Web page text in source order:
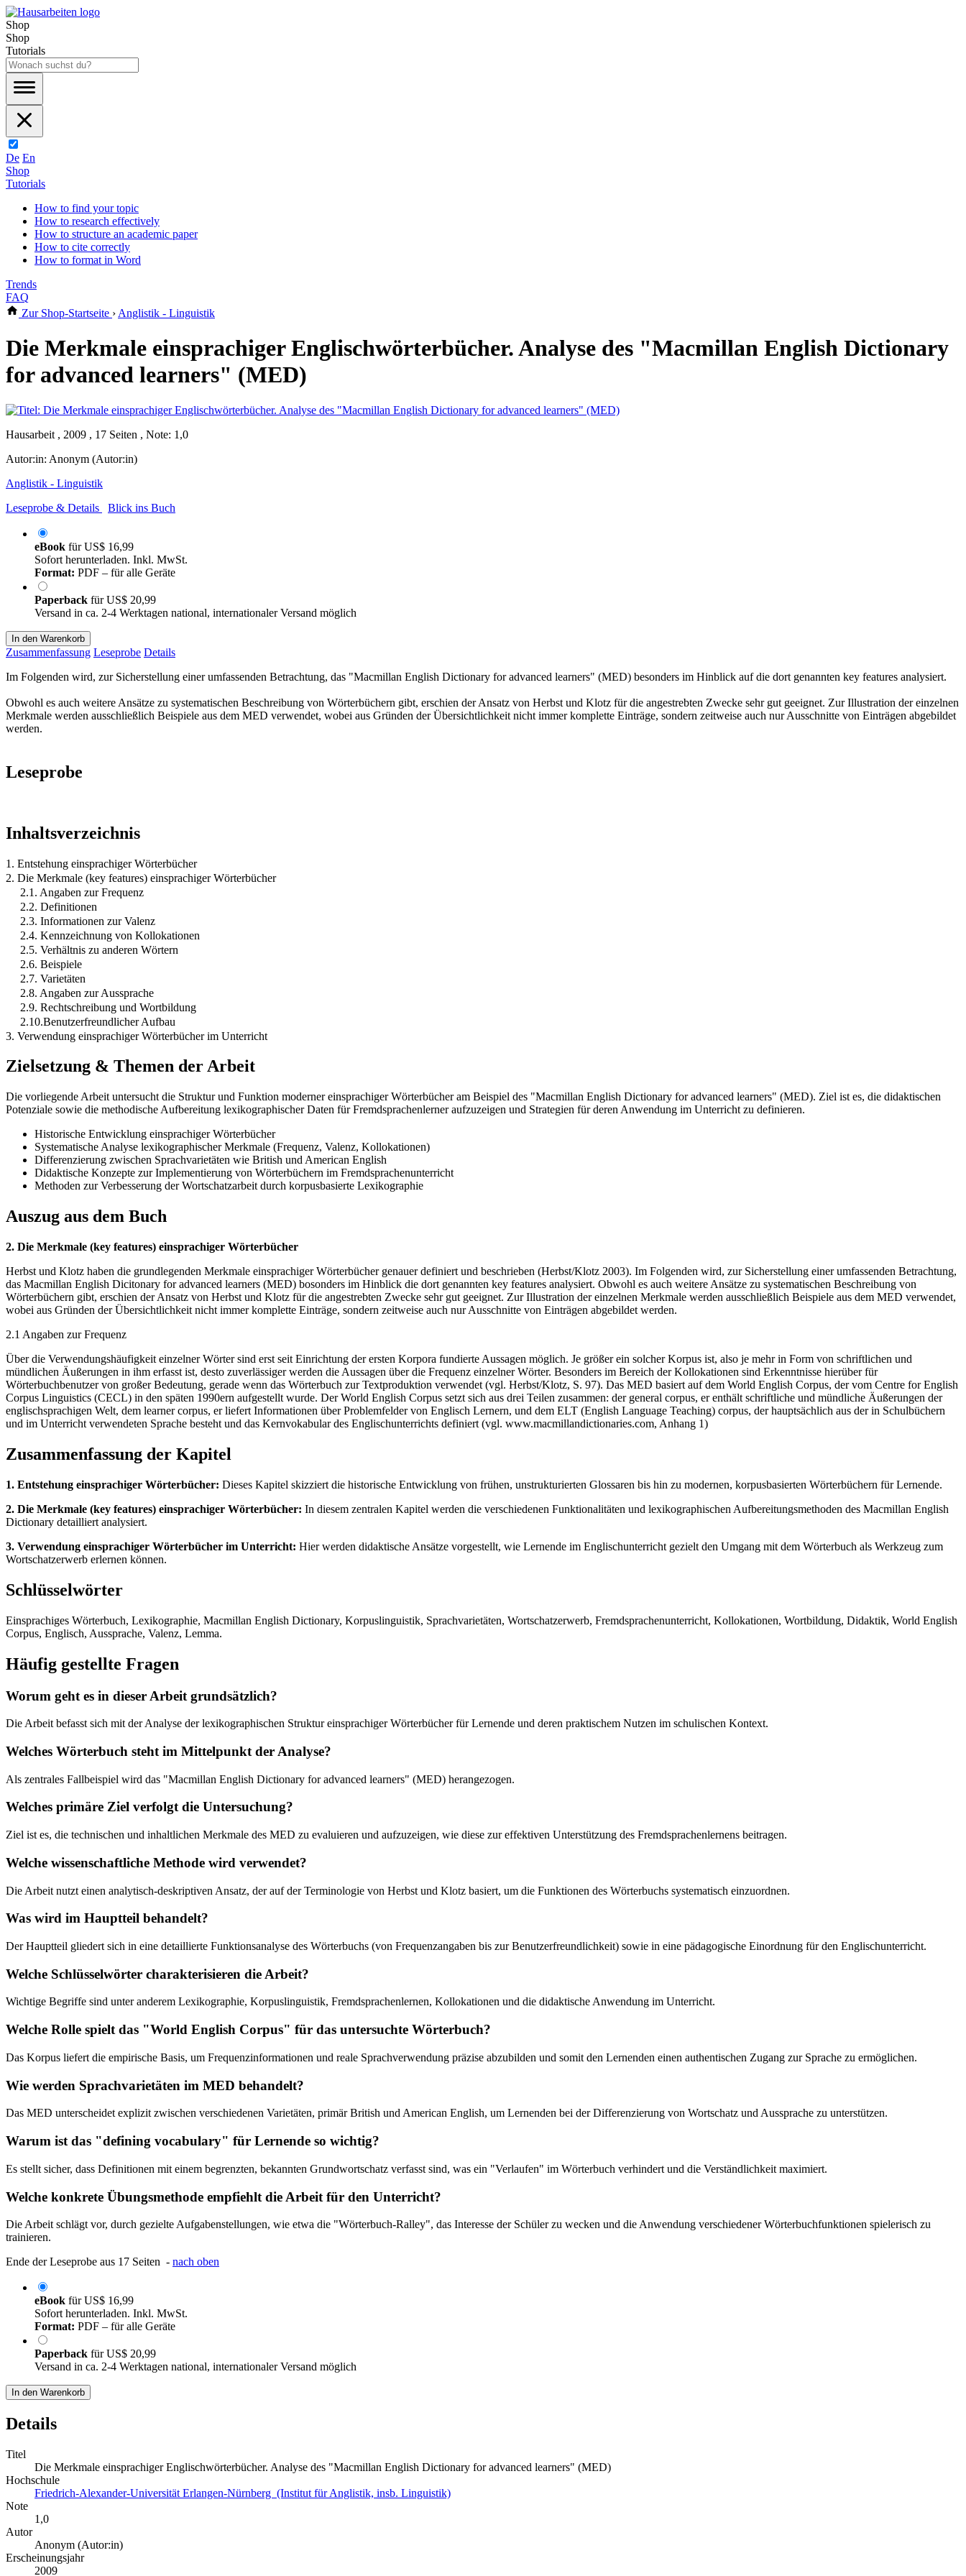
Shop
Shop
Tutorials
De En
Shop
Tutorials
How to find your topic
How to research effectively
How to structure an academic paper
How to cite correctly
How to format in Word
Trends
FAQ
Zur Shop-Startseite › Anglistik - Linguistik
Die Merkmale einsprachiger Englischwörterbücher. Analyse des "Macmillan English Dictionary
for advanced learners" (MED)
Hausarbeit , 2009 , 17 Seiten , Note: 1,0
Autor:in: Anonym (Autor:in)
Anglistik - Linguistik
Leseprobe & Details
Blick ins Buch
eBook fürUS$ 16,99
Sofort herunterladen. Inkl. MwSt.
Format: PDF – für alle Geräte
Paperback fürUS$ 20,99
Versand in ca. 2-4 Werktagen national, internationaler Versand möglich
In den Warenkorb
Zusammenfassung Leseprobe Details
Im Folgenden wird, zur Sicherstellung einer umfassenden Betrachtung, das "Macmillan English Dictionary for advanced learners" (MED) besonders im Hinblick auf die dort genannten key features analysiert.
Obwohl es auch weitere Ansätze zu systematischen Beschreibung von Wörterbüchern gibt, erschien der Ansatz von Herbst und Klotz für die angestrebten Zwecke sehr gut geeignet. Zur Illustration der einzelnen
Merkmale werden ausschließlich Beispiele aus dem MED verwendet, wobei aus Gründen der Übersichtlichkeit nicht immer komplette Einträge, sondern zeitweise auch nur Ausschnitte von Einträgen abgebildet
werden.
Leseprobe
Inhaltsverzeichnis
1. Entstehung einsprachiger Wörterbücher
2. Die Merkmale (key features) einsprachiger Wörterbücher
2.1. Angaben zur Frequenz
2.2. Definitionen
2.3. Informationen zur Valenz
2.4. Kennzeichnung von Kollokationen
2.5. Verhältnis zu anderen Wörtern
2.6. Beispiele
2.7. Varietäten
2.8. Angaben zur Aussprache
2.9. Rechtschreibung und Wortbildung
2.10.Benutzerfreundlicher Aufbau
3. Verwendung einsprachiger Wörterbücher im Unterricht
Zielsetzung & Themen der Arbeit
Die vorliegende Arbeit untersucht die Struktur und Funktion moderner einsprachiger Wörterbücher am Beispiel des "Macmillan English Dictionary for advanced learners" (MED). Ziel ist es, die didaktischen
Potenziale sowie die methodische Aufbereitung lexikographischer Daten für Fremdsprachenlerner aufzuzeigen und Strategien für deren Anwendung im Unterricht zu definieren.
Historische Entwicklung einsprachiger Wörterbücher
Systematische Analyse lexikographischer Merkmale (Frequenz, Valenz, Kollokationen)
Differenzierung zwischen Sprachvarietäten wie British und American English
Didaktische Konzepte zur Implementierung von Wörterbüchern im Fremdsprachenunterricht
Methoden zur Verbesserung der Wortschatzarbeit durch korpusbasierte Lexikographie
Auszug aus dem Buch
2. Die Merkmale (key features) einsprachiger Wörterbücher
Herbst und Klotz haben die grundlegenden Merkmale einsprachiger Wörterbücher genauer definiert und beschrieben (Herbst/Klotz 2003). Im Folgenden wird, zur Sicherstellung einer umfassenden Betrachtung,
das Macmillan English Dicitonary for advanced learners (MED) bosonders im Hinblick die dort genannten key features analysiert. Obwohl es auch weitere Ansätze zu systematischen Beschreibung von
Wörterbüchern gibt, erschien der Ansatz von Herbst und Klotz für die angestrebten Zwecke sehr gut geeignet. Zur Illustration der einzelnen Merkmale werden ausschließlich Beispiele aus dem MED verwendet,
wobei aus Gründen der Übersichtlichkeit nicht immer komplette Einträge, sondern zeitweise auch nur Ausschnitte von Einträgen abgebildet werden.
2.1 Angaben zur Frequenz
Über die Verwendungshäufigkeit einzelner Wörter sind erst seit Einrichtung der ersten Korpora fundierte Aussagen möglich. Je größer ein solcher Korpus ist, also je mehr in Form von schriftlichen und
mündlichen Äußerungen in ihm erfasst ist, desto zuverlässiger werden die Aussagen über die Frequenz einzelner Wörter. Besonders im Bereich der Kollokationen sind Erkenntnisse hierüber für
Wörterbuchbenutzer von großer Bedeutung, gerade wenn das Wörterbuch zur Textproduktion verwendet (vgl. Herbst/Klotz, S. 97). Das MED basiert auf dem World English Corpus, der vom Centre for English
Corpus Linguistics (CECL) in den späten 1990ern aufgestellt wurde. Der World English Corpus setzt sich aus drei Teilen zusammen: der general corpus, er enthält schriftliche und mündliche Äußerungen der
englischsprachigen Welt, dem learner corpus, er liefert Informationen über Problemfelder von Englisch Lernern, und dem ELT (English Language Teaching) corpus, der hauptsächlich aus der in Schulbüchern
und im Unterricht verwendeten Sprache besteht und das Kernvokabular des Englischunterrichts definiert (vgl. www.macmillandictionaries.com, Anhang 1)
Zusammenfassung der Kapitel
1. Entstehung einsprachiger Wörterbücher: Dieses Kapitel skizziert die historische Entwicklung von frühen, unstrukturierten Glossaren bis hin zu modernen, korpusbasierten Wörterbüchern für Lernende.
2. Die Merkmale (key features) einsprachiger Wörterbücher: In diesem zentralen Kapitel werden die verschiedenen Funktionalitäten und lexikographischen Aufbereitungsmethoden des Macmillan English
Dictionary detailliert analysiert.
3. Verwendung einsprachiger Wörterbücher im Unterricht: Hier werden didaktische Ansätze vorgestellt, wie Lernende im Englischunterricht gezielt den Umgang mit dem Wörterbuch als Werkzeug zum
Wortschatzerwerb erlernen können.
Schlüsselwörter
Einsprachiges Wörterbuch, Lexikographie, Macmillan English Dictionary, Korpuslinguistik, Sprachvarietäten, Wortschatzerwerb, Fremdsprachenunterricht, Kollokationen, Wortbildung, Didaktik, World English
Corpus, Englisch, Aussprache, Valenz, Lemma.
Häufig gestellte Fragen
Worum geht es in dieser Arbeit grundsätzlich?
Die Arbeit befasst sich mit der Analyse der lexikographischen Struktur einsprachiger Wörterbücher für Lernende und deren praktischem Nutzen im schulischen Kontext.
Welches Wörterbuch steht im Mittelpunkt der Analyse?
Als zentrales Fallbeispiel wird das "Macmillan English Dictionary for advanced learners" (MED) herangezogen.
Welches primäre Ziel verfolgt die Untersuchung?
Ziel ist es, die technischen und inhaltlichen Merkmale des MED zu evaluieren und aufzuzeigen, wie diese zur effektiven Unterstützung des Fremdsprachenlernens beitragen.
Welche wissenschaftliche Methode wird verwendet?
Die Arbeit nutzt einen analytisch-deskriptiven Ansatz, der auf der Terminologie von Herbst und Klotz basiert, um die Funktionen des Wörterbuchs systematisch einzuordnen.
Was wird im Hauptteil behandelt?
Der Hauptteil gliedert sich in eine detaillierte Funktionsanalyse des Wörterbuchs (von Frequenzangaben bis zur Benutzerfreundlichkeit) sowie in eine pädagogische Einordnung für den Englischunterricht.
Welche Schlüsselwörter charakterisieren die Arbeit?
Wichtige Begriffe sind unter anderem Lexikographie, Korpuslinguistik, Fremdsprachenlernen, Kollokationen und die didaktische Anwendung im Unterricht.
Welche Rolle spielt das "World English Corpus" für das untersuchte Wörterbuch?
Das Korpus liefert die empirische Basis, um Frequenzinformationen und reale Sprachverwendung präzise abzubilden und somit den Lernenden einen authentischen Zugang zur Sprache zu ermöglichen.
Wie werden Sprachvarietäten im MED behandelt?
Das MED unterscheidet explizit zwischen verschiedenen Varietäten, primär British und American English, um Lernenden bei der Differenzierung von Wortschatz und Aussprache zu unterstützen.
Warum ist das "defining vocabulary" für Lernende so wichtig?
Es stellt sicher, dass Definitionen mit einem begrenzten, bekannten Grundwortschatz verfasst sind, was ein "Verlaufen" im Wörterbuch verhindert und die Verständlichkeit maximiert.
Welche konkrete Übungsmethode empfiehlt die Arbeit für den Unterricht?
Die Arbeit schlägt vor, durch gezielte Aufgabenstellungen, wie etwa die "Wörterbuch-Ralley", das Interesse der Schüler zu wecken und die Anwendung verschiedener Wörterbuchfunktionen spielerisch zu
trainieren.
Ende der Leseprobe aus 17 Seiten - nach oben
eBook fürUS$ 16,99
Sofort herunterladen. Inkl. MwSt.
Format: PDF – für alle Geräte
Paperback fürUS$ 20,99
Versand in ca. 2-4 Werktagen national, internationaler Versand möglich
In den Warenkorb
Details
Titel
Die Merkmale einsprachiger Englischwörterbücher. Analyse des "Macmillan English Dictionary for advanced learners" (MED)
Hochschule
Friedrich-Alexander-Universität Erlangen-Nürnberg (Institut für Anglistik, insb. Linguistik)
Note
1,0
Autor
Anonym (Autor:in)
Erscheinungsjahr
2009